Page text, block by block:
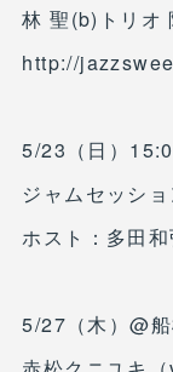
林 聖(b)トリオ
http://
5/23（日）
ジャムセッショ
ホスト：多田
5/27（木）@